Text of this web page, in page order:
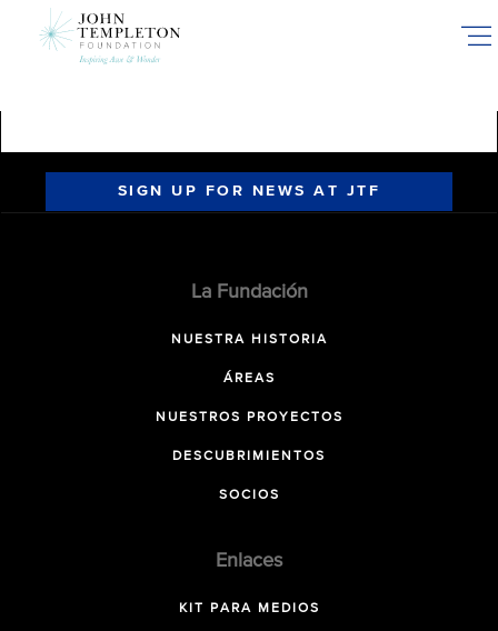
SIGN UP FOR NEWS AT JTF
La Fundación
NUESTRA HISTORIA
ÁREAS
NUESTROS PROYECTOS
DESCUBRIMIENTOS
SOCIOS
Enlaces
KIT PARA MEDIOS